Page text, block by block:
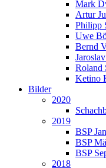
Mark
Artur
Philipp
Uwe
Bernd
Roland
Ketino
Bilder
2020
2019
BSP
BSP
BSP
2018